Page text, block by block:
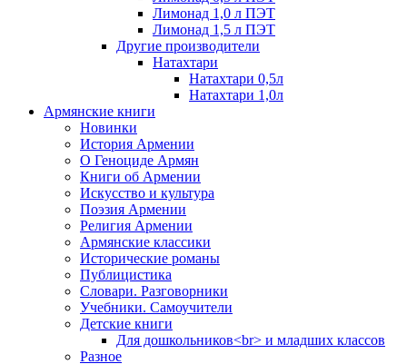
Лимонад 1,0 л ПЭТ
Лимонад 1,5 л ПЭТ
Другие производители
Натахтари
Натахтари 0,5л
Натахтари 1,0л
Армянские книги
Новинки
История Армении
О Геноциде Армян
Книги об Армении
Иcкусство и культура
Поэзия Армении
Религия Армении
Армянские классики
Исторические романы
Публицистика
Словари. Разговорники
Учебники. Самоучители
Детские книги
Для дошкольников<br> и младших классов
Разное